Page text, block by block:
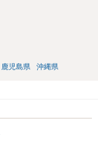
鹿児島県 沖縄県